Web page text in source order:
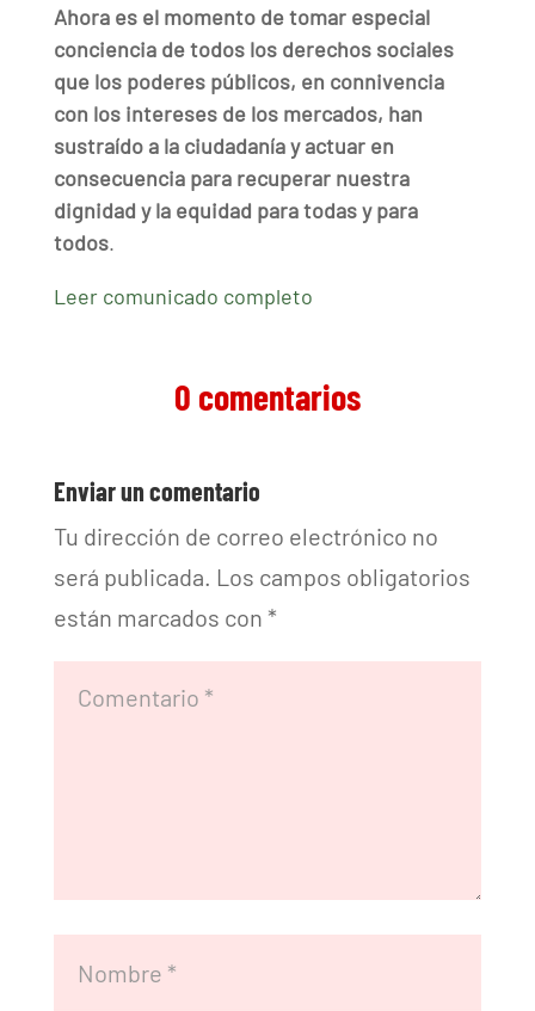
Ahora es el momento de tomar especial
conciencia de todos los derechos sociales
que los poderes públicos, en connivencia
con los intereses de los mercados, han
sustraído a la ciudadanía y actuar en
consecuencia para recuperar nuestra
dignidad y la equidad para todas y para
todos.
Leer comunicado completo
0 comentarios
Enviar un comentario
Tu dirección de correo electrónico no
será publicada. Los campos obligatorios
están marcados con *